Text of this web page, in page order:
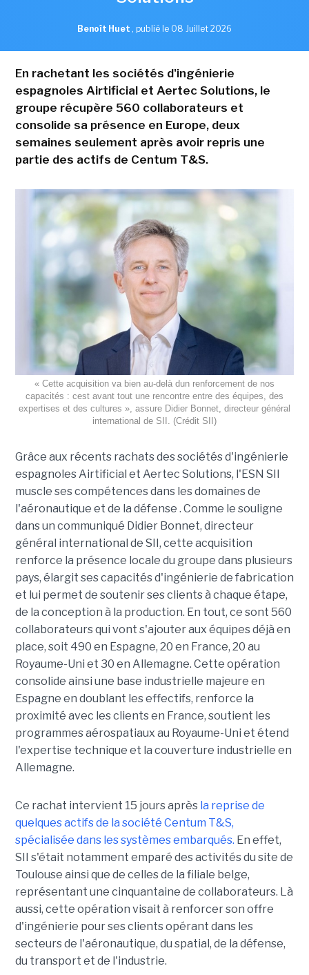
Benoît Huet , publié le 08 Juillet 2026
En rachetant les sociétés d'ingénierie
espagnoles Airtificial et Aertec Solutions, le
groupe récupère 560 collaborateurs et
consolide sa présence en Europe, deux
semaines seulement après avoir repris une
partie des actifs de Centum T&S.
« Cette acquisition va bien au-delà dun renforcement de nos
capacités : cest avant tout une rencontre entre des équipes, des
expertises et des cultures », assure Didier Bonnet, directeur général
international de SII. (Crédit SII)
Grâce aux récents rachats des sociétés d'ingénierie
espagnoles Airtificial et Aertec Solutions, l'ESN SII
muscle ses compétences dans les domaines de
l'aéronautique et de la défense . Comme le souligne
dans un communiqué Didier Bonnet, directeur
général international de SII, cette acquisition
renforce la présence locale du groupe dans plusieurs
pays, élargit ses capacités d'ingénierie de fabrication
et lui permet de soutenir ses clients à chaque étape,
de la conception à la production. En tout, ce sont 560
collaborateurs qui vont s'ajouter aux équipes déjà en
place, soit 490 en Espagne, 20 en France, 20 au
Royaume-Uni et 30 en Allemagne. Cette opération
consolide ainsi une base industrielle majeure en
Espagne en doublant les effectifs, renforce la
proximité avec les clients en France, soutient les
programmes aérospatiaux au Royaume-Uni et étend
l'expertise technique et la couverture industrielle en
Allemagne.
Ce rachat intervient 15 jours après la reprise de
quelques actifs de la société Centum T&S,
spécialisée dans les systèmes embarqués. En effet,
SII s'était notamment emparé des activités du site de
Toulouse ainsi que de celles de la filiale belge,
représentant une cinquantaine de collaborateurs. Là
aussi, cette opération visait à renforcer son offre
d'ingénierie pour ses clients opérant dans les
secteurs de l'aéronautique, du spatial, de la défense,
du transport et de l'industrie.